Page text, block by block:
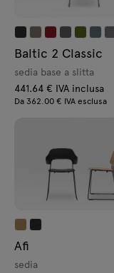
Baltic 2 Classic
sedia base a slitta
441.64 € IVA inclusa
Da 362.00 € IVA esclusa
Afi
sedia